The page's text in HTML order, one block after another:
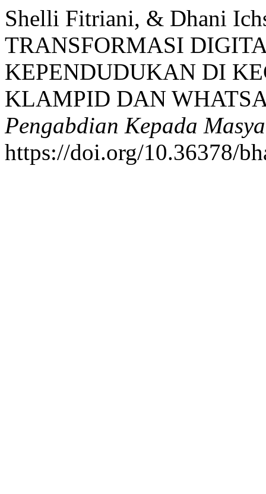
Shelli Fitriani, & Dhani
TRANSFORMASI
KEPENDUDUKAN DI
KLAMPID DAN
Pengabdian Kepada
https://doi.org/10.36378/